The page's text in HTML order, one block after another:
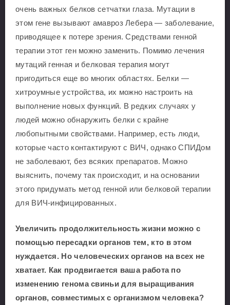
очень важных белков сетчатки глаза. Мутации в
этом гене вызывают амавроз Лебера — заболевание,
приводящее к потере зрения. Средствами генной
терапии этот ген можно заменить. Помимо лечения
мутаций генная и белковая терапия могут
пригодиться еще во многих областях. Белки —
хитроумные устройства, их можно настроить на
выполнение новых функций. В редких случаях у
людей можно обнаружить белки с крайне
любопытными свойствами. Например, есть люди,
которые часто контактируют с ВИЧ, однако СПИДом
не заболевают, без всяких препаратов. Можно
выяснить, почему так происходит, и на основании
этого придумать метод генной или белковой терапии
для ВИЧ-инфицированных.
Увеличить продолжительность жизни можно с
помощью пересадки органов тем, кто в этом
нуждается. Но человеческих органов на всех не
хватает. Как продвигается ваша работа по
изменению генома свиньи для выращивания
органов, совместимых с организмом человека?